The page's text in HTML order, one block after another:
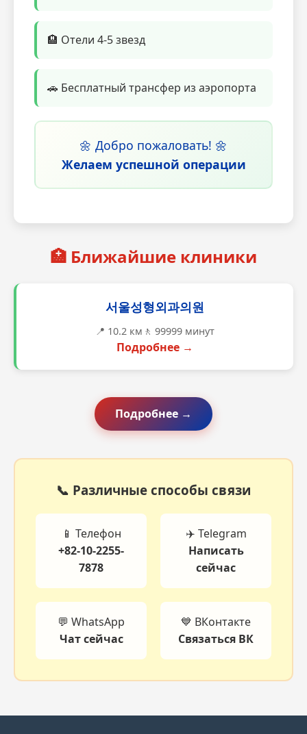
🏨 Отели 4-5 звезд
🚗 Бесплатный трансфер из аэропорта
🌼 Добро пожаловать! 🌼
Желаем успешной операции
🏥 Ближайшие клиники
서울성형외과의원
📍 10.2 км 🚶 99999 минут
Подробнее →
Подробнее →
📞 Различные способы связи
📱 Телефон
+82-10-2255-
7878
✈️ Telegram
Написать
сейчас
💬 WhatsApp
Чат сейчас
💙 ВКонтакте
Связаться ВК